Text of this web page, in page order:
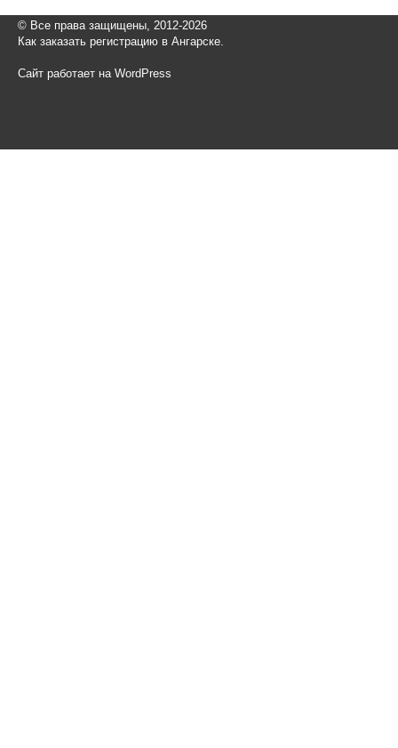
© Все права защищены, 2012-2026
Как заказать регистрацию в Ангарске.
Сайт работает на WordPress